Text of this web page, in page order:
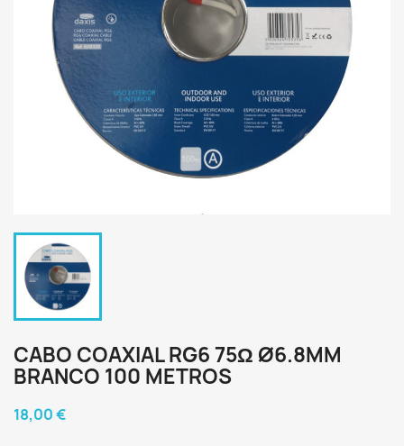
CABO COAXIAL RG6 75Ω Ø6.8MM
BRANCO 100 METROS
18,00 €